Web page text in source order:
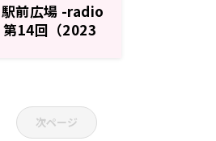
前広場 -radio
14回（2023
次ページ